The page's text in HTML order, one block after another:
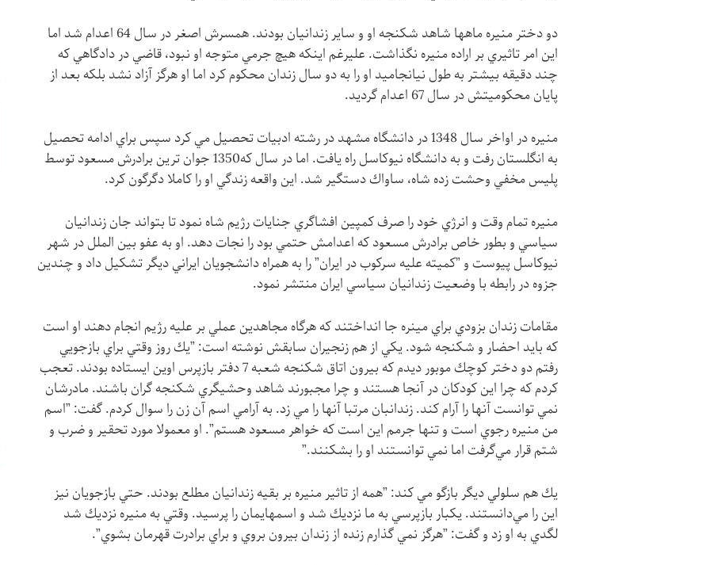
دو دختر منيره ماهها شاهد شكنجه او و ساير زندانيان بودند. همسرش اصغر در سال 64 اعدام شد اما
اين امر تاثيري بر اراده منيره نگذاشت. عليرغم اينكه هيچ جرمي متوجه او نبود، قاضي در دادگاهي كه
چند دقيقه بيشتر به طول نيانجاميد او را به دو سال زندان محكوم كرد اما او هرگز آزاد نشد بلكه بعد از
پايان محكوميتش در سال 67 اعدام گرديد.
منيره در اواخر سال 1348 در دانشگاه مشهد در رشته ادبيات تحصيل مي كرد سپس براي ادامه تحصيل
به انگلستان رفت و به دانشگاه نيوكاسل راه يافت. اما در سال كه1350 جوان ترين برادرش مسعود توسط
پليس مخفي وحشت زده شاه، ساواك دستگير شد. اين واقعه زندگي او را كاملا دگرگون كرد.
منيره تمام وقت و انرژي خود را صرف كمپين افشاگري جنايات رژيم شاه نمود تا بتواند جان زندانيان
سياسي و بطور خاص برادرش مسعود كه اعدامش حتمي بود را نجات دهد. او به عفو بين الملل در شهر
نيوكاسل پيوست و ”كميته عليه سركوب در ايران” را به همراه دانشجويان ايراني ديگر تشكيل داد و چندين
جزوه در رابطه با وضعيت زندانيان سياسي ايران منتشر نمود.
مقامات زندان بزودي براي مينره جا انداختند كه هرگاه مجاهدين عملي بر عليه رژيم انجام دهند او است
كه بايد احضار و شكنجه شود. يكي از هم زنجيران سابقش نوشته است: ”يك روز وقتي براي بازجويي
رفتم دو دختر كوچك موبور ديدم كه بيرون اتاق شكنجه شعبه 7 دفتر بازپرس اوين ايستاده بودند. تعجب
كردم كه چرا اين كودكان در آنجا هستند و چرا مجبورند شاهد وحشيگري شكنجه گران باشند. مادرشان
نمي توانست آنها را آرام كند. زندانبان مرتبا آنها را مي زد. به آرامي اسم آن زن را سوال كردم. گفت: ”اسم
من منيره رجوي است و تنها جرمم اين است كه خواهر مسعود هستم”. او معمولا مورد تحقير و ضرب و
شتم قرار مي‌گرفت اما نمي توانستند او را بشكنند.”
يك هم سلولي ديگر بازگو مي كند: ”همه از تاثير منيره بر بقيه زندانيان مطلع بودند. حتي بازجويان نيز
اين را مي‌دانستند. يكبار بازپرسي به ما نزديك شد و اسمهايمان را پرسيد. وقتي به منيره نزديك شد
لگدي به او زد و گفت: ”هرگز نمي گذارم زنده از زندان بيرون بروي و براي برادرت قهرمان بشوي”.